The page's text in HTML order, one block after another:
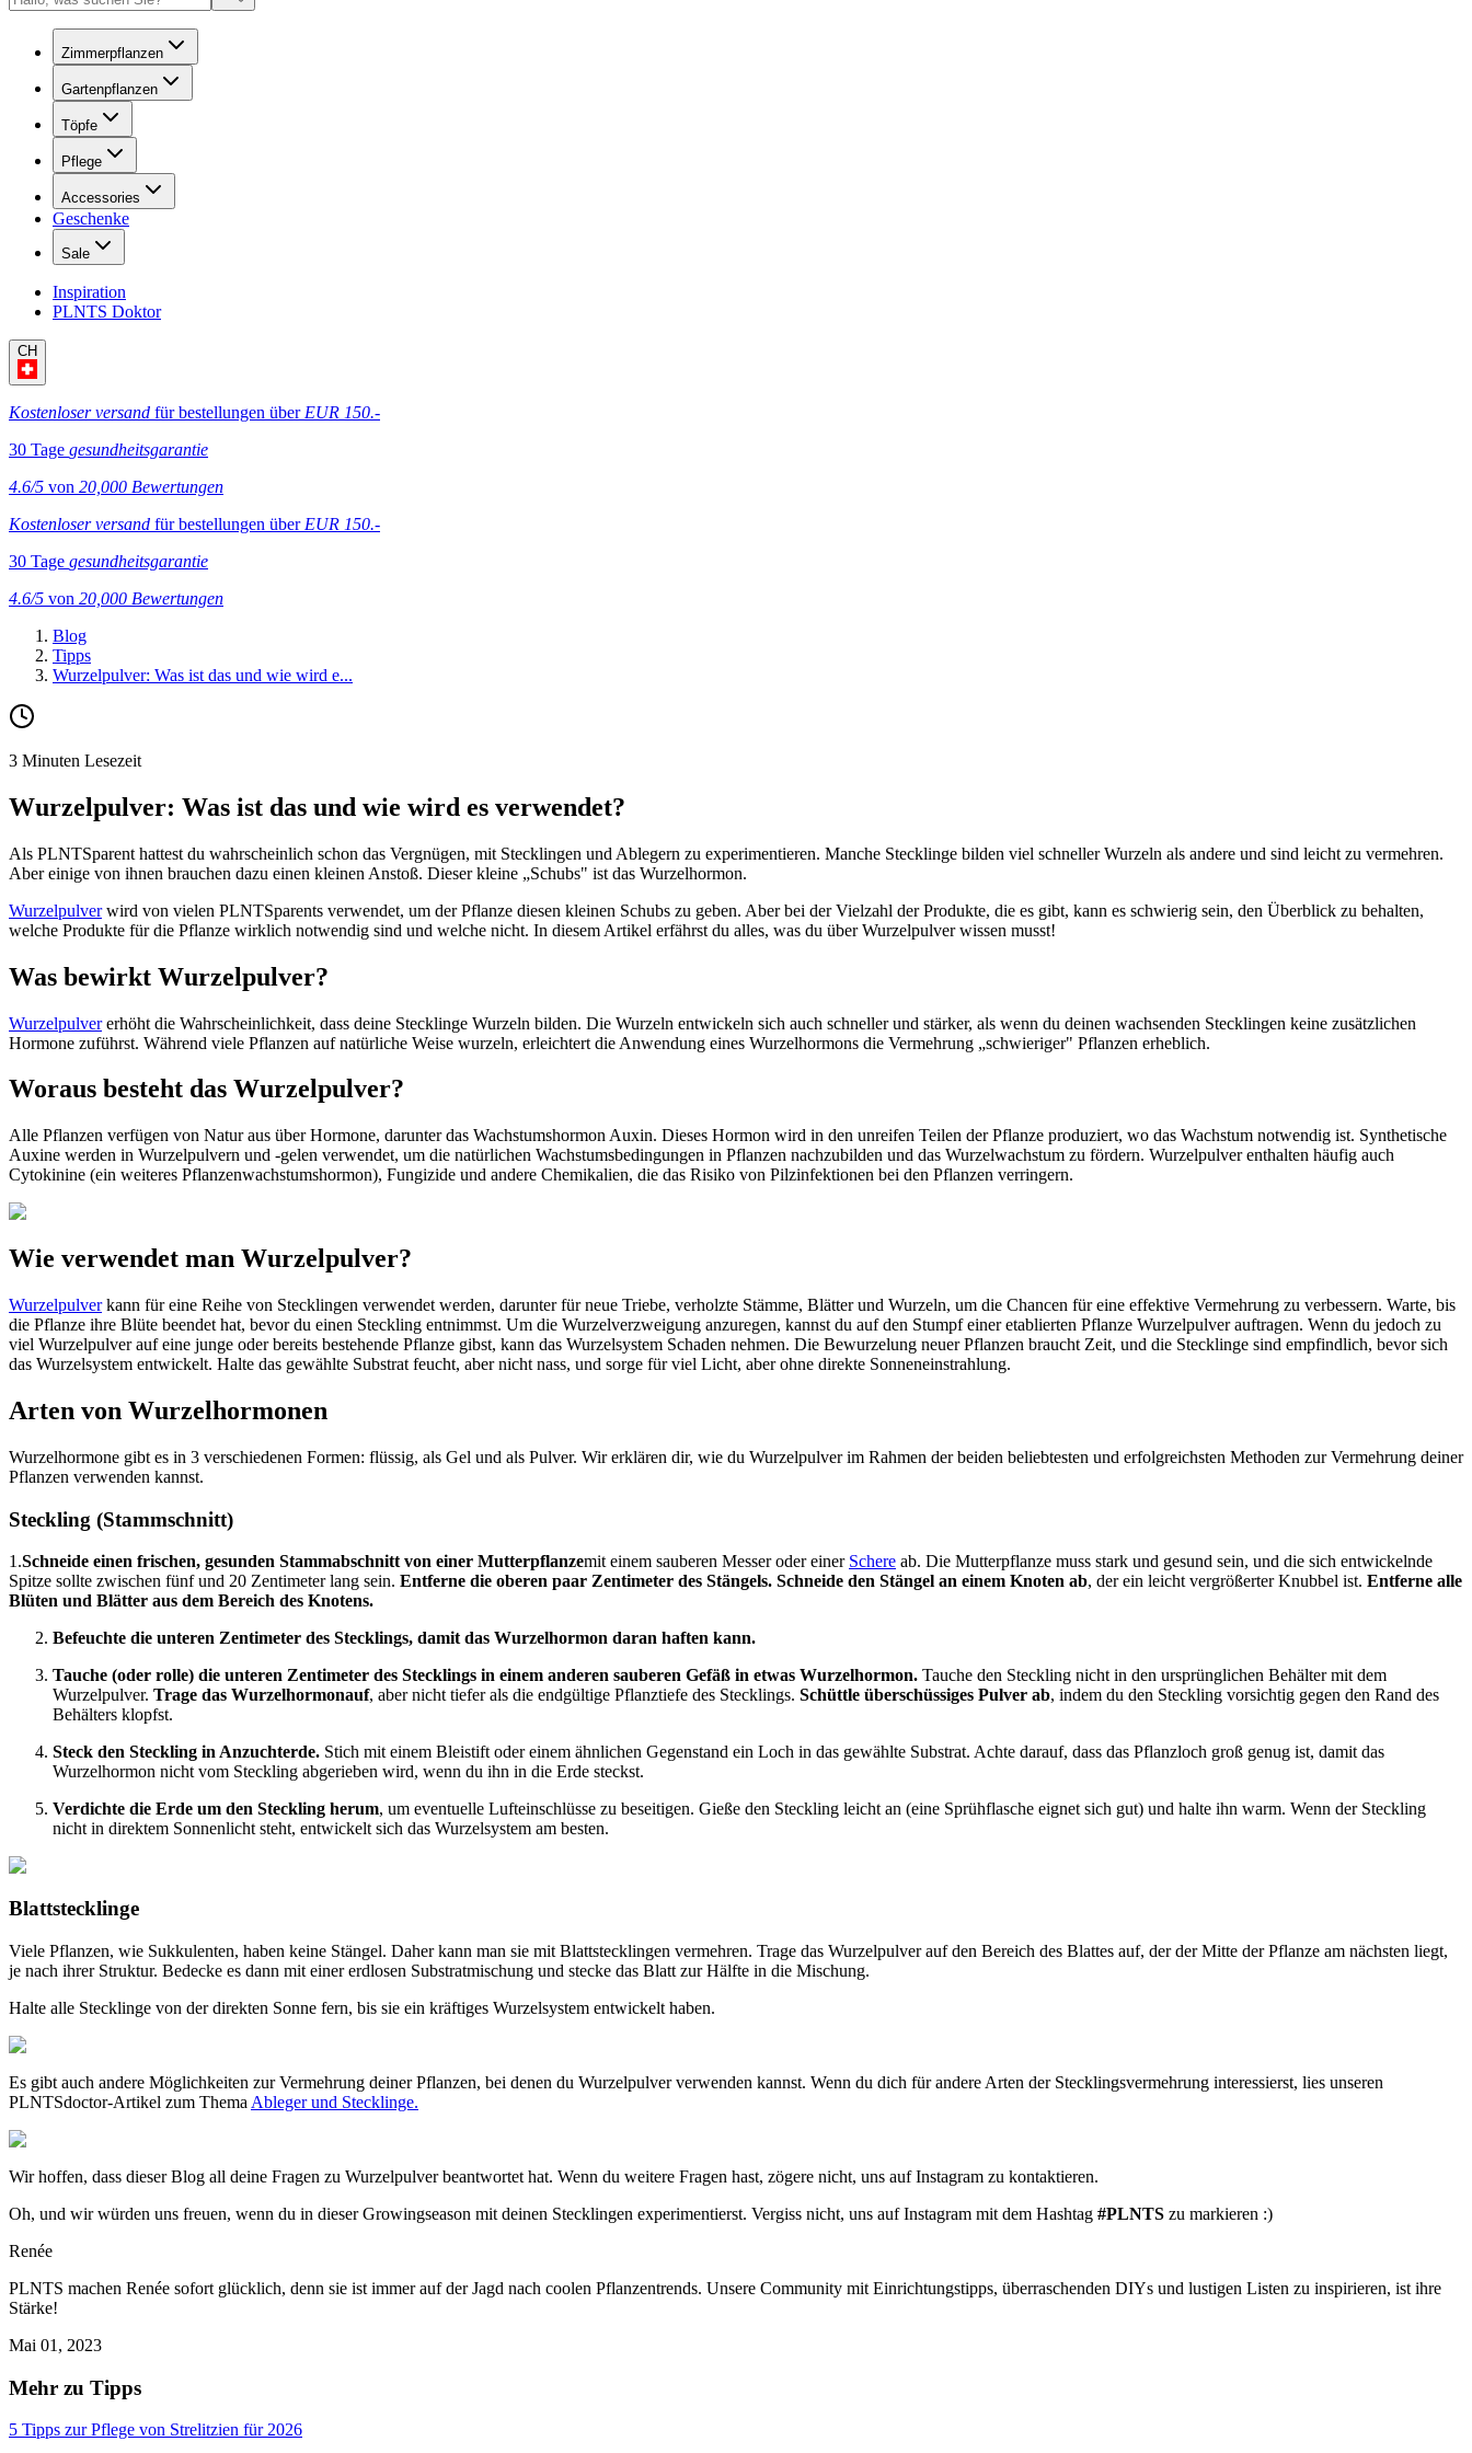
Zimmerpflanzen
Gartenpflanzen
Töpfe
Pflege
Accessories
Geschenke
Sale
Inspiration
PLNTS Doktor
CH
Kostenloser versand für bestellungen über EUR 150.-
30 Tage gesundheitsgarantie
4.6/5 von 20,000 Bewertungen
Kostenloser versand für bestellungen über EUR 150.-
30 Tage gesundheitsgarantie
4.6/5 von 20,000 Bewertungen
Blog
Tipps
Wurzelpulver: Was ist das und wie wird e...
3 Minuten Lesezeit
Wurzelpulver: Was ist das und wie wird es verwendet?
Als PLNTSparent hattest du wahrscheinlich schon das Vergnügen, mit Stecklingen und Ablegern zu experimentieren. Manche Stecklinge bilden viel schneller Wurzeln als andere und sind leicht zu vermehren.
Aber einige von ihnen brauchen dazu einen kleinen Anstoß. Dieser kleine „Schubs" ist das Wurzelhormon.
Wurzelpulverwird von vielen PLNTSparents verwendet, um der Pflanze diesen kleinen Schubs zu geben. Aber bei der Vielzahl der Produkte, die es gibt, kann es schwierig sein, den Überblick zu behalten,
welche Produkte für die Pflanze wirklich notwendig sind und welche nicht. In diesem Artikel erfährst du alles, was du über Wurzelpulver wissen musst!
Was bewirkt Wurzelpulver?
Wurzelpulvererhöht die Wahrscheinlichkeit, dass deine Stecklinge Wurzeln bilden. Die Wurzeln entwickeln sich auch schneller und stärker, als wenn du deinen wachsenden Stecklingen keine zusätzlichen
Hormone zuführst. Während viele Pflanzen auf natürliche Weise wurzeln, erleichtert die Anwendung eines Wurzelhormons die Vermehrung „schwieriger" Pflanzen erheblich.
Woraus besteht das Wurzelpulver?
Alle Pflanzen verfügen von Natur aus über Hormone, darunter das Wachstumshormon Auxin. Dieses Hormon wird in den unreifen Teilen der Pflanze produziert, wo das Wachstum notwendig ist. Synthetische
Auxine werden in Wurzelpulvern und -gelen verwendet, um die natürlichen Wachstumsbedingungen in Pflanzen nachzubilden und das Wurzelwachstum zu fördern. Wurzelpulver enthalten häufig auch
Cytokinine (ein weiteres Pflanzenwachstumshormon), Fungizide und andere Chemikalien, die das Risiko von Pilzinfektionen bei den Pflanzen verringern.
Wie verwendet man Wurzelpulver?
Wurzelpulverkann für eine Reihe von Stecklingen verwendet werden, darunter für neue Triebe, verholzte Stämme, Blätter und Wurzeln, um die Chancen für eine effektive Vermehrung zu verbessern. Warte, bis
die Pflanze ihre Blüte beendet hat, bevor du einen Steckling entnimmst. Um die Wurzelverzweigung anzuregen, kannst du auf den Stumpf einer etablierten Pflanze Wurzelpulver auftragen. Wenn du jedoch zu
viel Wurzelpulver auf eine junge oder bereits bestehende Pflanze gibst, kann das Wurzelsystem Schaden nehmen. Die Bewurzelung neuer Pflanzen braucht Zeit, und die Stecklinge sind empfindlich, bevor sich
das Wurzelsystem entwickelt. Halte das gewählte Substrat feucht, aber nicht nass, und sorge für viel Licht, aber ohne direkte Sonneneinstrahlung.
Arten von Wurzelhormonen
Wurzelhormone gibt es in 3 verschiedenen Formen: flüssig, als Gel und als Pulver. Wir erklären dir, wie du Wurzelpulver im Rahmen der beiden beliebtesten und erfolgreichsten Methoden zur Vermehrung deiner
Pflanzen verwenden kannst.
Steckling (Stammschnitt)
1.Schneide einen frischen, gesunden Stammabschnitt von einer Mutterpflanzemit einem sauberen Messer oder einer Schere ab. Die Mutterpflanze muss stark und gesund sein, und die sich entwickelnde
Spitze sollte zwischen fünf und 20 Zentimeter lang sein. Entferne die oberen paar Zentimeter des Stängels. Schneide den Stängel an einem Knoten ab, der ein leicht vergrößerter Knubbel ist. Entferne alle
Blüten und Blätter aus dem Bereich des Knotens.
Befeuchte die unteren Zentimeter des Stecklings, damit das Wurzelhormon daran haften kann.
Tauche (oder rolle) die unteren Zentimeter des Stecklings in einem anderen sauberen Gefäß in etwas Wurzelhormon. Tauche den Steckling nicht in den ursprünglichen Behälter mit dem
Wurzelpulver. Trage das Wurzelhormonauf, aber nicht tiefer als die endgültige Pflanztiefe des Stecklings. Schüttle überschüssiges Pulver ab, indem du den Steckling vorsichtig gegen den Rand des
Behälters klopfst.
Steck den Steckling in Anzuchterde. Stich mit einem Bleistift oder einem ähnlichen Gegenstand ein Loch in das gewählte Substrat. Achte darauf, dass das Pflanzloch groß genug ist, damit das
Wurzelhormon nicht vom Steckling abgerieben wird, wenn du ihn in die Erde steckst.
Verdichte die Erde um den Steckling herum, um eventuelle Lufteinschlüsse zu beseitigen. Gieße den Steckling leicht an (eine Sprühflasche eignet sich gut) und halte ihn warm. Wenn der Steckling
nicht in direktem Sonnenlicht steht, entwickelt sich das Wurzelsystem am besten.
Blattstecklinge
Viele Pflanzen, wie Sukkulenten, haben keine Stängel. Daher kann man sie mit Blattstecklingen vermehren. Trage das Wurzelpulver auf den Bereich des Blattes auf, der der Mitte der Pflanze am nächsten liegt,
je nach ihrer Struktur. Bedecke es dann mit einer erdlosen Substratmischung und stecke das Blatt zur Hälfte in die Mischung.
Halte alle Stecklinge von der direkten Sonne fern, bis sie ein kräftiges Wurzelsystem entwickelt haben.
Es gibt auch andere Möglichkeiten zur Vermehrung deiner Pflanzen, bei denen du Wurzelpulver verwenden kannst. Wenn du dich für andere Arten der Stecklingsvermehrung interessierst, lies unseren
PLNTSdoctor-Artikel zum Thema Ableger und Stecklinge.
Wir hoffen, dass dieser Blog all deine Fragen zu Wurzelpulver beantwortet hat. Wenn du weitere Fragen hast, zögere nicht, uns auf Instagram zu kontaktieren.
Oh, und wir würden uns freuen, wenn du in dieser Growingseason mit deinen Stecklingen experimentierst. Vergiss nicht, uns auf Instagram mit dem Hashtag #PLNTS zu markieren :)
Renée
PLNTS machen Renée sofort glücklich, denn sie ist immer auf der Jagd nach coolen Pflanzentrends. Unsere Community mit Einrichtungstipps, überraschenden DIYs und lustigen Listen zu inspirieren, ist ihre
Stärke!
Mai 01, 2023
Mehr zu Tipps
5 Tipps zur Pflege von Strelitzien für 2026